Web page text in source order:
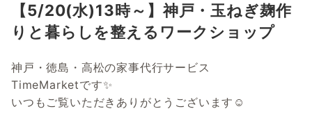
【5/20(水)13時～】神戸・玉ねぎ麹作
りと暮らしを整えるワークショップ
神戸・徳島・高松の家事代行サービス
TimeMarketです✨
いつもご覧いただきありがとうございます☺